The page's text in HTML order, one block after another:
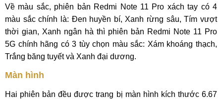
Về màu sắc, phiên bản Redmi Note 11 Pro xách tay có 4
màu sắc chính là: Đen huyền bí, Xanh rừng sâu, Tím vượt
thời gian, Xanh ngân hà thì phiên bản Redmi Note 11 Pro
5G chính hãng có 3 tùy chọn màu sắc: Xám khoáng thạch,
Trắng băng tuyết và Xanh đại dương.
Màn hình
Hai phiên bản đều được trang bị màn hình kích thước 6.67